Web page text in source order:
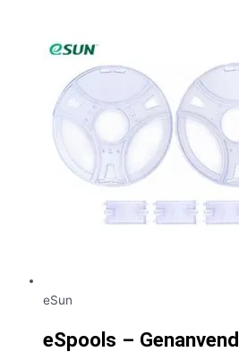
eSun
eSpools –